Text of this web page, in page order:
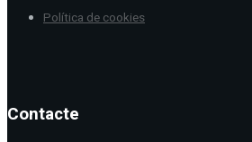
Política de cookies
Contacte